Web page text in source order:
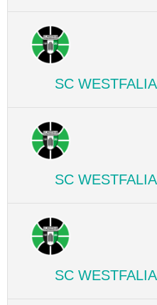
SC
SC
SC